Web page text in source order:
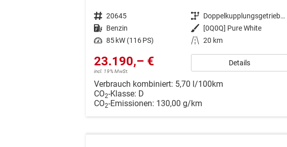
Fahrzeugnr. 20645 Getriebe
Doppelkupplungsgetriebe (DSG)
Kraftstoff Benzin Außenfarbe
[0Q0Q] Pure White
Leistung 85 kW (116 PS) Kilometerstand 20 km
23.190,– €
incl. 19% MwSt.
Details
Verbrauch kombiniert: 5,70 l/100km
CO2-Klasse: D
CO2-Emissionen: 130,00 g/km